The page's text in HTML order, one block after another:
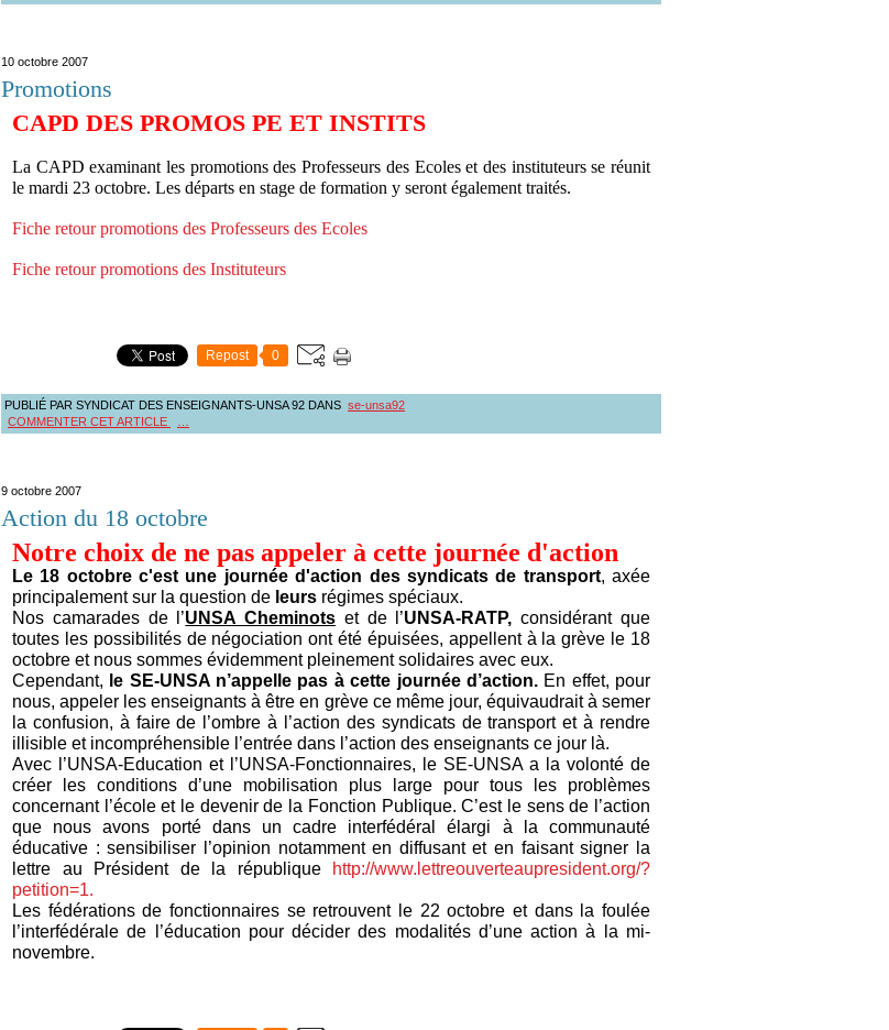
10 octobre 2007
Promotions
CAPD DES PROMOS PE ET INSTITS
La CAPD examinant les promotions des Professeurs des Ecoles et des instituteurs se réunit
le mardi 23 octobre. Les départs en stage de formation y seront également traités.
Fiche retour promotions des Professeurs des Ecoles
Fiche retour promotions des Instituteurs
Repost 0
PUBLIÉ PAR SYNDICAT DES ENSEIGNANTS-UNSA 92 DANS se-unsa92
COMMENTER CET ARTICLE
9 octobre 2007
Action du 18 octobre
Notre choix de ne pas appeler à cette journée d'action
Le 18 octobre c'est une journée d'action des syndicats de transport, axée
principalement sur la question de leurs régimes spéciaux.
Nos camarades de
l’UNSA Cheminots et de l’UNSA-RATP, considérant que
toutes les possibilités de négociation ont été épuisées, appellent à la grève le 18
octobre et nous sommes évidemment pleinement solidaires avec eux.
Cependant, le SE-UNSA n’appelle pas à cette journée d’action. En effet, pour
nous, appeler les enseignants à être en grève ce même jour, équivaudrait à semer
la confusion, à faire de l’ombre à l’action des syndicats de transport et à rendre
illisible et incompréhensible l’entrée dans l’action des enseignants ce jour là.
Avec l’UNSA-Education et l’UNSA-Fonctionnaires, le SE-UNSA a la volonté de
créer les conditions d’une mobilisation plus large pour tous les problèmes
concernant l’école et le devenir de la Fonction Publique.C’est le sens de l’action
que nous avons porté dans un cadre interfédéral élargi à la communauté
éducative : sensibiliser l’opinion notamment en diffusant et en faisant signer la
lettre au Président de la république
http://www.lettreouverteaupresident.org/?
petition=1.
Les fédérations de fonctionnaires se retrouvent le 22 octobre et dans la foulée
l’interfédérale de l’éducation pour décider des modalités d’une action à la mi-
novembre.